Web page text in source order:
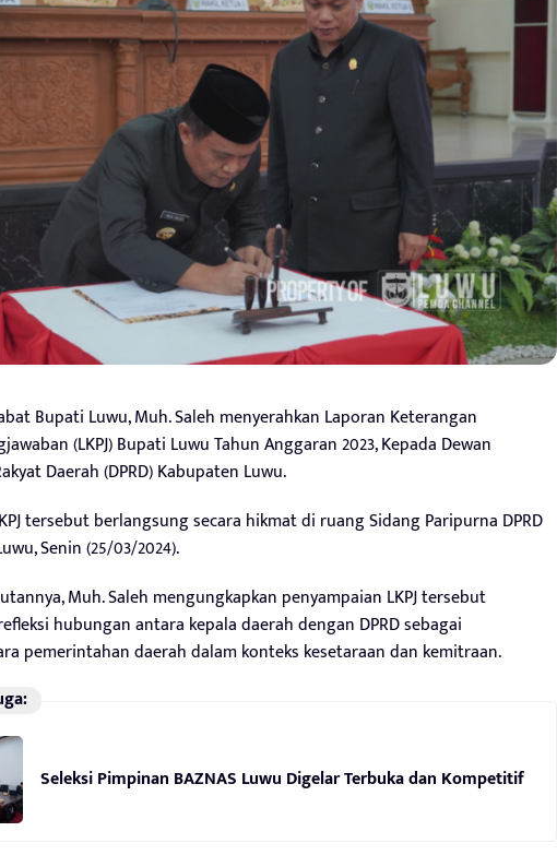
Bupati Luwu, Muh. Saleh menyerahkan Laporan Keterangan
(LKPJ) Bupati Luwu Tahun Anggaran 2023, Kepada Dewan
Daerah (DPRD) Kabupaten Luwu.
tersebut berlangsung secara hikmat di ruang Sidang Paripurna DPRD
Senin (25/03/2024).
Muh. Saleh mengungkapkan penyampaian LKPJ tersebut
hubungan antara kepala daerah dengan DPRD sebagai
pemerintahan daerah dalam konteks kesetaraan dan kemitraan.
Seleksi Pimpinan BAZNAS Luwu Digelar Terbuka dan Kompetitif